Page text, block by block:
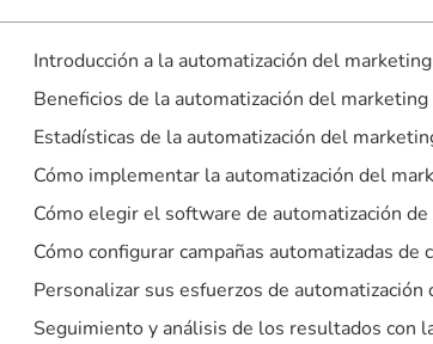
Introducción a la automatización del marketing
Beneficios de la automatización del
Estadísticas de la automatización del
Cómo implementar la automatización del
Cómo elegir el software de automatización
Cómo configurar campañas automatizadas de
Personalizar sus esfuerzos de automatización
Seguimiento y análisis de los resultados con